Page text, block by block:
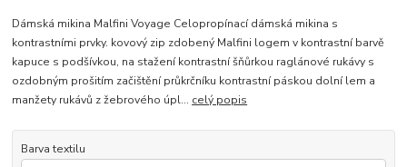
Dámská mikina Malfini Voyage Celopropínací dámská mikina s
kontrastními prvky. kovový zip zdobený Malfini logem v kontrastní barvě
kapuce s podšívkou, na stažení kontrastní šňůrkou raglánové rukávy s
ozdobným prošitím začištění průkrčníku kontrastní páskou dolní lem a
manžety rukávů z žebrového úpl... celý popis
Barva textilu